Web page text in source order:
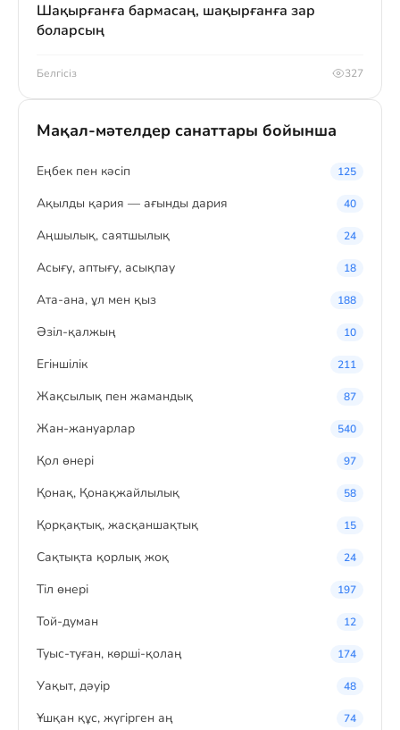
Шақырғанға бармасаң, шақырғанға зар
боларсың
Белгісіз 327
Мақал-мәтелдер санаттары бойынша
Eңбек пен кәсіп 125
Ақылды қария — ағынды дария 40
Аңшылық, саятшылық 24
Асығу, аптығу, асықпау 18
Ата-ана, ұл мен қыз 188
Әзіл-қалжың 10
Егіншілік 211
Жақсылық пен жамандық 87
Жан-жануарлар 540
Қол өнері 97
Қонақ, Қонақжайлылық 58
Қорқақтық, жасқаншақтық 15
Сақтықта қорлық жоқ 24
Тіл өнері 197
Той-думан 12
Туыс-туған, көрші-қолаң 174
Уақыт, дәуір 48
Ұшқан құс, жүгірген аң 74